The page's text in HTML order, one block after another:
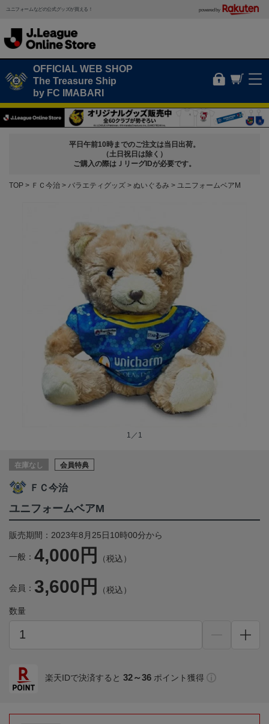
ユニフォームなどの公式グッズが買える！ powered by
OFFICIAL WEB SHOP
The Treasure Ship
by FC IMABARI
平日午前10時までのご注文は当日出荷。
（土日祝日は除く）
ご購入の際はＪリーグIDが必要です。
TOP ＦＣ今治 バラエティグッズ ぬいぐるみ ユニフォームベアM
1／1
在庫なし 会員特典
ＦＣ今治
ユニフォームベアM
販売期間：2023年8月25日10時00分から
一般： 4,000円 （税込）
会員： 3,600円 （税込）
数量
楽天IDで決済すると 32～36 ポイント獲得